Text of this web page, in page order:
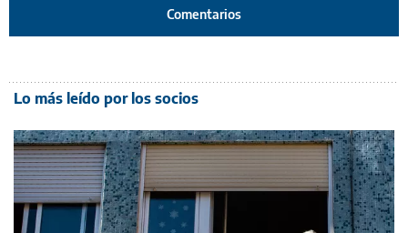
Comentarios
Lo más leído por los socios